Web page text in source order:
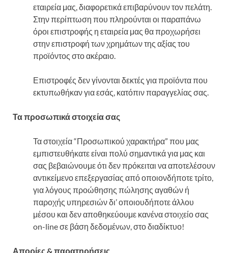
εταιρεία μας, διαφορετικά επιβαρύνουν τον πελάτη.
Στην περίπτωση που πληρούνται οι παραπάνω
όροι επιστροφής η εταιρεία μας θα προχωρήσει
στην επιστροφή των χρημάτων της αξίας του
προϊόντος στο ακέραιο.
Επιστροφές δεν γίνονται δεκτές για προϊόντα που
εκτυπωθήκαν για εσάς, κατόπιν παραγγελίας σας.
Τα προσωπικά στοιχεία σας
Τα στοιχεία “Προσωπικού χαρακτήρα” που μας
εμπιστευθήκατε είναι πολύ σημαντικά για μας και
σας βεβαιώνουμε ότι δεν πρόκειται να αποτελέσουν
αντικείμενο επεξεργασίας από οποιονδήποτε τρίτο,
για λόγους προώθησης πώλησης αγαθών ή
παροχής υπηρεσιών δι’ οποιουδήποτε άλλου
μέσου και δεν αποθηκεύουμε κανένα στοιχείο σας
on-line σε βάση δεδομένων, στο διαδίκτυο!
Απορίες & παρατηρήσεις